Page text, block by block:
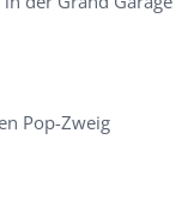
Pop-Zweig